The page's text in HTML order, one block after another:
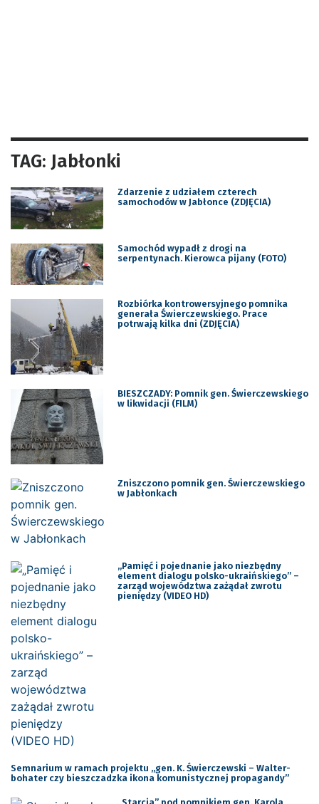
TAG: Jabłonki
Zdarzenie z udziałem czterech
samochodów w Jabłonce (ZDJĘCIA)
Samochód wypadł z drogi na
serpentynach. Kierowca pijany (FOTO)
Rozbiórka kontrowersyjnego pomnika
generała Świerczewskiego. Prace
potrwają kilka dni (ZDJĘCIA)
BIESZCZADY: Pomnik gen. Świerczewskiego
w likwidacji (FILM)
Zniszczono pomnik gen. Świerczewskiego
w Jabłonkach
„Pamięć i pojednanie jako niezbędny
element dialogu polsko-ukraińskiego” –
zarząd województwa zażądał zwrotu
pieniędzy (VIDEO HD)
Semnarium w ramach projektu „gen. K. Świerczewski – Walter-
bohater czy bieszczadzka ikona komunistycznej propagandy”